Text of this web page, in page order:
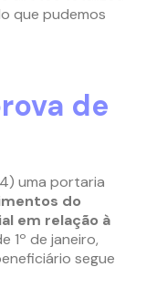
que pudemos
de
uma portaria
do
em relação à
1º de janeiro,
segue